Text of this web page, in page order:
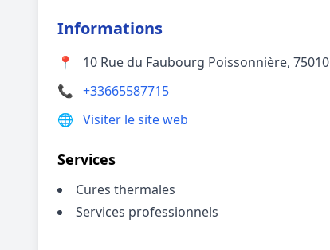
Informations
📍
10 Rue du Faubourg Poissonnière,
📞 +33665587715
🌐 Visiter le site web
Services
Cures thermales
Services professionnels